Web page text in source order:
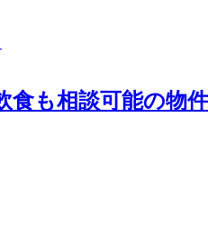
も相談可能の物